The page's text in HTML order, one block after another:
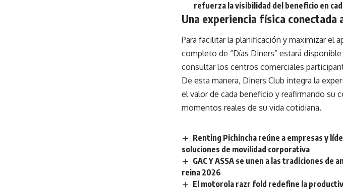
refuerza la visibilidad del beneficio en
Una experiencia física conectada
Para facilitar la planificación y maximizar el
completo de “Días Diners” estará disponible
consultar los centros comerciales
De esta manera, Diners Club integra la
el valor de cada beneficio y reafirmando su
momentos reales de su vida cotidiana.
Renting Pichincha reúne a empresas y
soluciones de movilidad corporativa
GAC Y ASSA se unen a las tradiciones de
reina 2026
El motorola razr fold redefine la